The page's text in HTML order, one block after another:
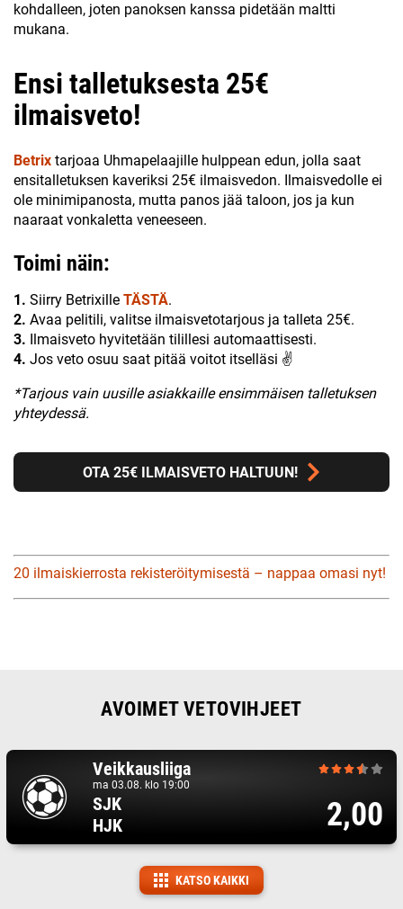
kohdalleen, joten panoksen kanssa pidetään maltti
mukana.
Ensi talletuksesta 25€
ilmaisveto!
Betrix tarjoaa Uhmapelaajille hulppean edun, jolla saat
ensitalletuksen kaveriksi 25€ ilmaisvedon. Ilmaisvedolle ei
ole minimipanosta, mutta panos jää taloon, jos ja kun
naaraat vonkaletta veneeseen.
Toimi näin:
1. Siirry Betrixille TÄSTÄ.
2. Avaa pelitili, valitse ilmaisvetotarjous ja talleta 25€.
3. Ilmaisveto hyvitetään tilillesi automaattisesti.
4. Jos veto osuu saat pitää voitot itselläsi ✌
*Tarjous vain uusille asiakkaille ensimmäisen talletuksen
yhteydessä.
OTA 25€ ILMAISVETO HALTUUN!
20 ilmaiskierrosta rekisteröitymisestä – nappaa omasi nyt!
AVOIMET VETOVIHJEET
Veikkausliiga
ma 03.08. klo 19:00
SJK
HJK
2,00
KATSO KAIKKI